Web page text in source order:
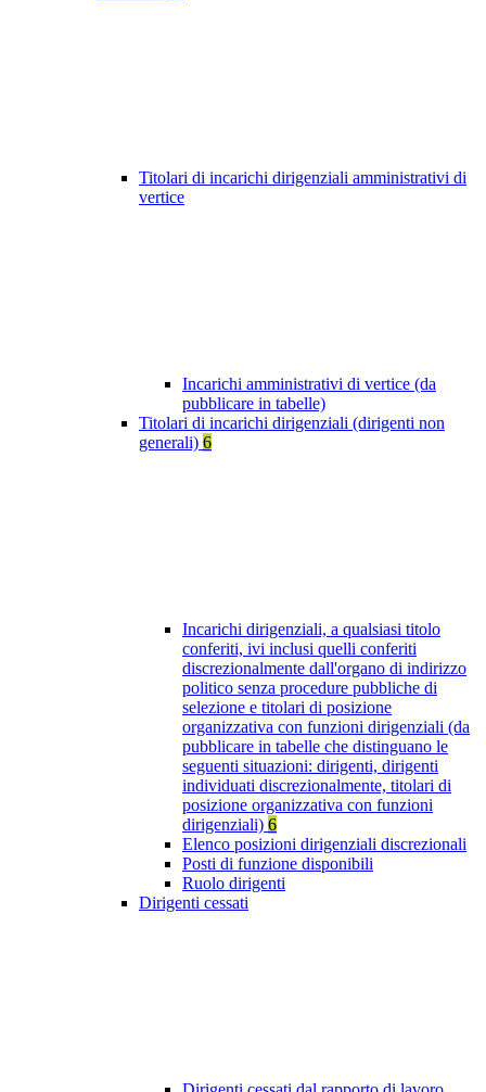
Titolari di incarichi dirigenziali amministrativi di
vertice
Incarichi amministrativi di vertice (da
pubblicare in tabelle)
Titolari di incarichi dirigenziali (dirigenti non
generali) 6
Incarichi dirigenziali, a qualsiasi titolo
conferiti, ivi inclusi quelli conferiti
discrezionalmente dall'organo di indirizzo
politico senza procedure pubbliche di
selezione e titolari di posizione
organizzativa con funzioni dirigenziali (da
pubblicare in tabelle che distinguano le
seguenti situazioni: dirigenti, dirigenti
individuati discrezionalmente, titolari di
posizione organizzativa con funzioni
dirigenziali) 6
Elenco posizioni dirigenziali discrezionali
Posti di funzione disponibili
Ruolo dirigenti
Dirigenti cessati